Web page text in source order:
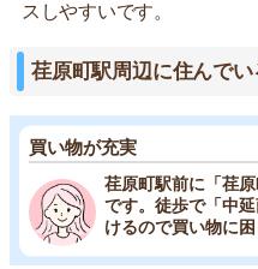
スしやすいです。
荏原町駅周辺に住んで
買い物が充実
荏原町駅前に「荏
です。徒歩で「中
けるので買い物に